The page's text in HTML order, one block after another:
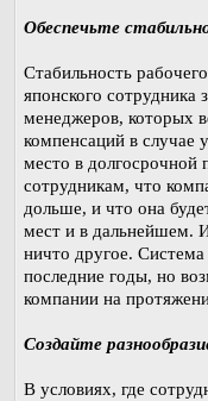
Обеспечьте
Стабильность
японского сотрудника
менеджеров, которых
компенсаций в случае
место в долгосрочной
сотрудникам, что
дольше, и что она
мест и в дальнейшем.
ничто другое.
последние годы, но
компании на
Создайте
В условиях, где